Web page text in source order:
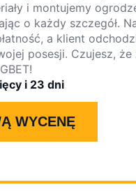
i montujemy
o każdy szczegół.
a klient
posesji. Czujesz, że
i 23 dni
WYCENĘ